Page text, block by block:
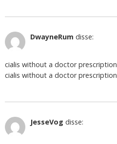
DwayneRum disse:
cialis without a doctor prescription
cialis without a doctor prescription
JesseVog disse: